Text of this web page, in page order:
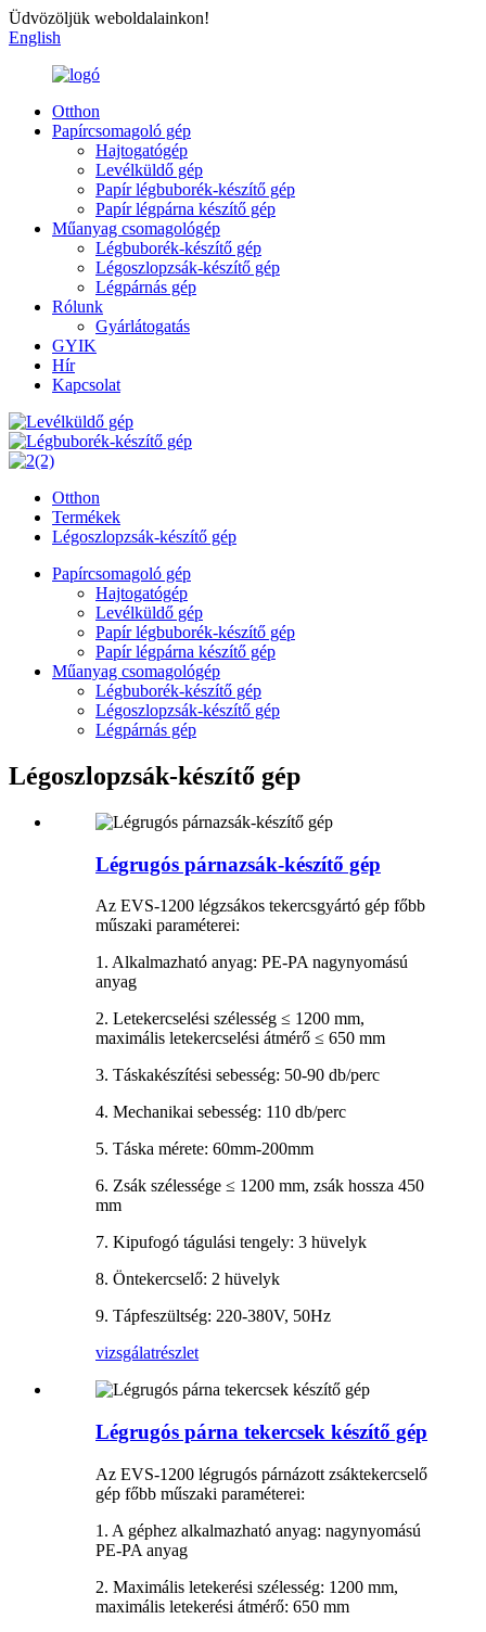
Üdvözöljük weboldalainkon!
English
Otthon
Papírcsomagoló gép
Hajtogatógép
Levélküldő gép
Papír légbuborék-készítő gép
Papír légpárna készítő gép
Műanyag csomagológép
Légbuborék-készítő gép
Légoszlopzsák-készítő gép
Légpárnás gép
Rólunk
Gyárlátogatás
GYIK
Hír
Kapcsolat
Otthon
Termékek
Légoszlopzsák-készítő gép
Papírcsomagoló gép
Hajtogatógép
Levélküldő gép
Papír légbuborék-készítő gép
Papír légpárna készítő gép
Műanyag csomagológép
Légbuborék-készítő gép
Légoszlopzsák-készítő gép
Légpárnás gép
Légoszlopzsák-készítő gép
Légrugós párnazsák-készítő gép
Az EVS-1200 légzsákos tekercsgyártó gép főbb
műszaki paraméterei:
1. Alkalmazható anyag: PE-PA nagynyomású
anyag
2. Letekercselési szélesség ≤ 1200 mm,
maximális letekercselési átmérő ≤ 650 mm
3. Táskakészítési sebesség: 50-90 db/perc
4. Mechanikai sebesség: 110 db/perc
5. Táska mérete: 60mm-200mm
6. Zsák szélessége ≤ 1200 mm, zsák hossza 450
mm
7. Kipufogó tágulási tengely: 3 hüvelyk
8. Öntekercselő: 2 hüvelyk
9. Tápfeszültség: 220-380V, 50Hz
vizsgálatrészlet
Légrugós párna tekercsek készítő gép
Az EVS-1200 légrugós párnázott zsáktekercselő
gép főbb műszaki paraméterei:
1. A géphez alkalmazható anyag: nagynyomású
PE-PA anyag
2. Maximális letekerési szélesség: 1200 mm,
maximális letekerési átmérő: 650 mm